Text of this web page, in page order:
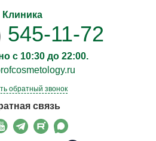
Клиника
545-11-72
с 10:30 до 22:00.
обратный звонок
связь